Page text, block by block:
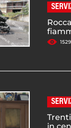
1529